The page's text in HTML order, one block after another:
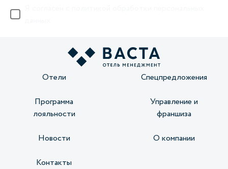
Отели Спецпредложения
Программа
лояльности
Управление и
франшиза
Новости О компании
Контакты